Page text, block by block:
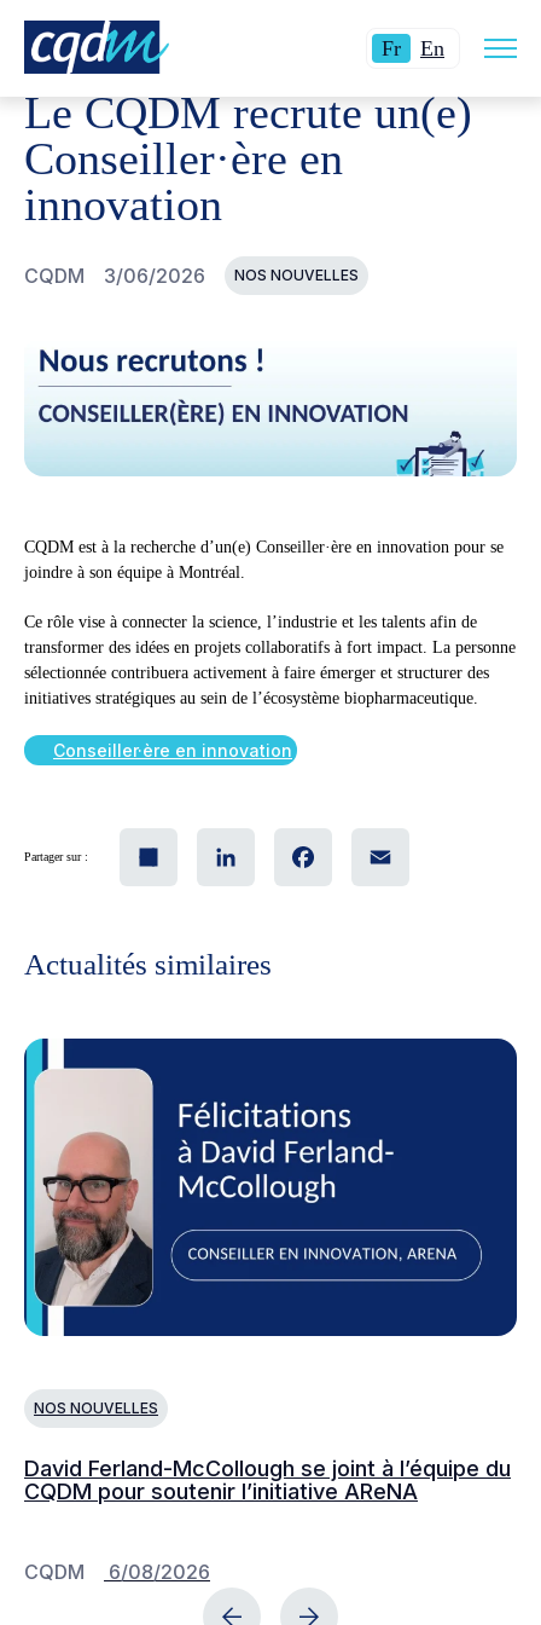
FrLangue
:
Français.
En Switch
to
English.
la
site
CQDM NOUVELLES ET ÉVÉNEMENTS LE CQDM
Le CQDM recrute un(e)
Conseiller·ère en
innovation
CQDM 3/06/2026 NOS NOUVELLES
CQDM est à la recherche d’un(e) Conseiller·ère en innovation pour se
joindre à son équipe à Montréal.
Ce rôle vise à connecter la science, l’industrie et les talents afin de
transformer des idées en projets collaboratifs à fort impact. La personne
sélectionnée contribuera activement à faire émerger et structurer des
initiatives stratégiques au sein de l’écosystème biopharmaceutique.
Conseiller·ère en innovation
Partager sur :
Actualités similaires
NOS NOUVELLES
David Ferland-McCollough se joint à l’équipe du
CQDM pour soutenir l’initiative AReNA
CQDM 6/08/2026